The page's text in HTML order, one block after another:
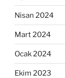
Nisan 2024
Mart 2024
Ocak 2024
Ekim 2023